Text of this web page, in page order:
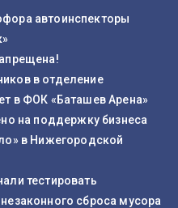
автоинспекторы
в отделение
в ФОК «Баташев Арена»
на поддержку бизнеса
в Нижегородской
тестировать
сброса мусора